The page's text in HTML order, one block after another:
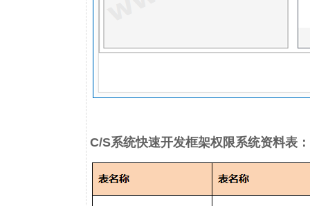
C/S系统快速开发框架权限系统资料表：